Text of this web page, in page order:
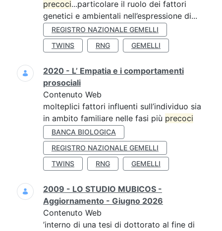
precoci...particolare il ruolo dei fattori
genetici e ambientali nell’espressione di...
REGISTRO NAZIONALE GEMELLI
TWINS
RNG GEMELLI
2020 - L’ Empatia e i comportamenti
prosociali
Contenuto Web
molteplici fattori influenti sull’individuo sia
in ambito familiare nelle fasi più precoci
BANCA BIOLOGICA
REGISTRO NAZIONALE GEMELLI
TWINS
RNG GEMELLI
2009 - LO STUDIO MUBICOS -
Aggiornamento - Giugno 2026
Contenuto Web
’interno di una tesi di dottorato al fine di